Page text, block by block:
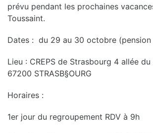
prévu pendant les prochaines
Toussaint.
Dates : du 29 au 30 octobre (pension
Lieu : CREPS de Strasbourg 4 allée
67200 STRASB§OURG
Horaires :
1er jour du regroupement RDV à 9h